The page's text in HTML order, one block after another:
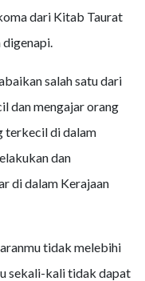
dari Kitab Taurat
digenapi.
salah satu dari
dan mengajar orang
terkecil di dalam
dan
di dalam Kerajaan
tidak melebihi
sekali-kali tidak dapat